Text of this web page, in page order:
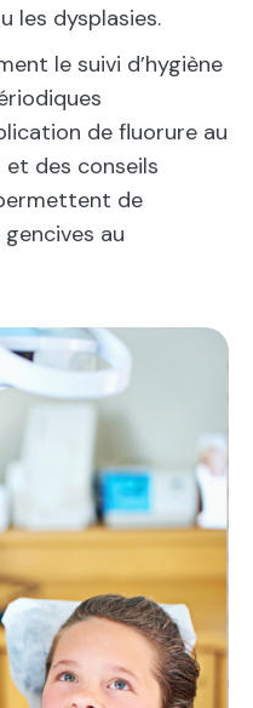
les dysplasies.
le suivi d’hygiène
de fluorure au
et des conseils
de
au